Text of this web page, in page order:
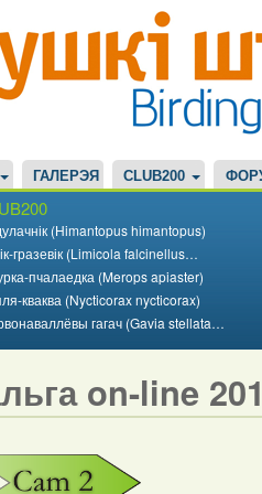
ГАЛЕРЭЯ CLUB200
(Himantopus himantopus)
гразевік (Limicola falcinellus…
пчалаедка (Merops apiaster)
кваква (Nycticorax nycticorax)
гагач (Gavia stellata…
on-line